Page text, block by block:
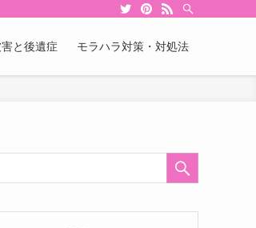
と後遺症 モラハラ対策・対処法